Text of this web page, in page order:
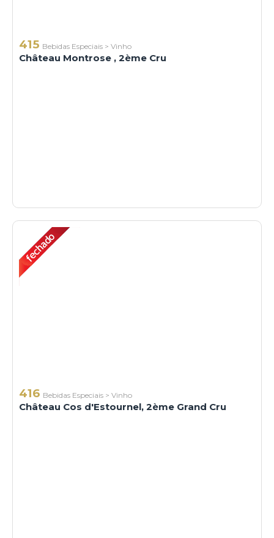
415 Bebidas Especiais > Vinho
Château Montrose , 2ème Cru
416 Bebidas Especiais > Vinho
Château Cos d'Estournel, 2ème Grand Cru